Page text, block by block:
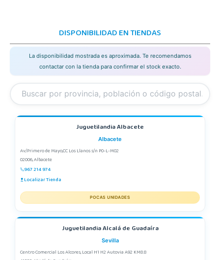
DISPONIBILIDAD EN TIENDAS
La disponibilidad mostrada es aproximada. Te recomendamos
contactar con la tienda para confirmar el stock exacto.
Juguetilandia Albacete
Albacete
Av/Primero de Mayo,CC Los Llanos s/n P0-L-M02
02006, Albacete
967 214 974
Localizar Tienda
POCAS UNIDADES
Juguetilandia Alcalá de Guadaíra
Sevilla
Centro Comercial Los Alcores, Local H1 H2 Autovia A92 KM8.8